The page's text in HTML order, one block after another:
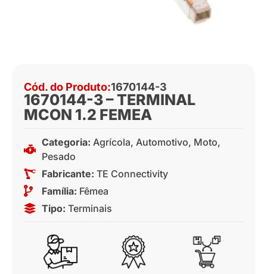
Cód. do Produto:1670144-3
1670144-3 – TERMINAL
MCON 1.2 FEMEA
Categoria: Agrícola, Automotivo, Moto,
Pesado
Fabricante: TE Connectivity
Família: Fêmea
Tipo: Terminais